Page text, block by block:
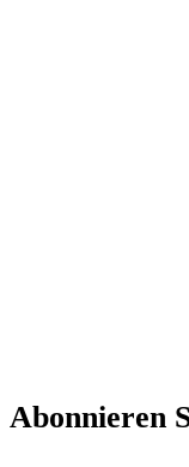
Abonnieren